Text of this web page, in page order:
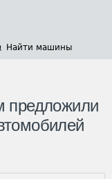
Найти машины
предложили